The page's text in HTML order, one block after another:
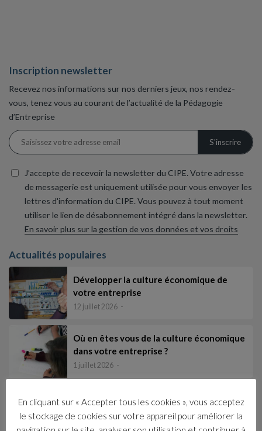
Inscription newsletter
Recevez nos informations sur nos derniers jeux, nos rendez-
vous, tenez vous au courant de l’actualité de la Pédagogie
d’Entreprise
J’accepte de recevoir la newsletter du CIPE. Votre adresse
de messagerie est uniquement utilisée pour vous envoyer les
lettres d'information du CIPE. Vous pouvez à tout moment
utiliser le lien de désabonnement intégré dans la newsletter.
En savoir plus sur la gestion de vos données et vos droits
Actualités populaires
Développer la culture économique de
votre entreprise
12 juillet 2026
Où en êtes vous de la culture économique
dans votre entreprise ?
1 juillet 2026
Élaborer et animer une formation pour
tous les salariés afin d’intégrer les fonda…
En cliquant sur « Accepter tous les cookies », vous acceptez
le stockage de cookies sur votre appareil pour améliorer la